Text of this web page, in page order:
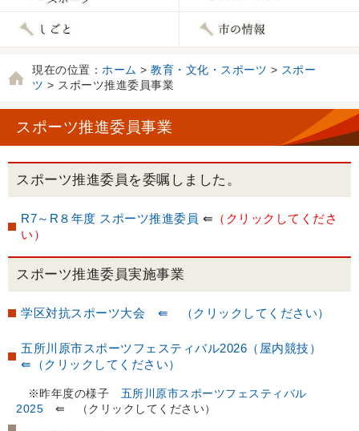
現在の位置： ホーム > 教育・文化・スポーツ > スポー
ツ > スポーツ推進委員事業
スポーツ推進委員事業
スポーツ推進委員を委嘱しました。
R7～R８年度 スポーツ推進委員 ⇚ （クリックしてくださ
い）
スポーツ推進委員実施事業
学区対抗スポーツ大会 ⇚ （クリックしてください）
五所川原市スポーツフェスティバル2026（屋内競技）
⇚（クリックしてください）
※昨年度の様子 五所川原市スポーツフェスティバル
2025 ⇚ （クリックしてください）